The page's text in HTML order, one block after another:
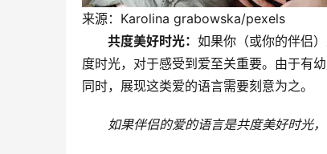
来源：Karolina grabowska/pexels
共度美好时光： 如果你（或你的伴侣
度时光，对于感受到爱至关重要。由于有
同时，展现这类爱的语言需要刻意为之。
如果伴侣的爱的语言是共度美好时光